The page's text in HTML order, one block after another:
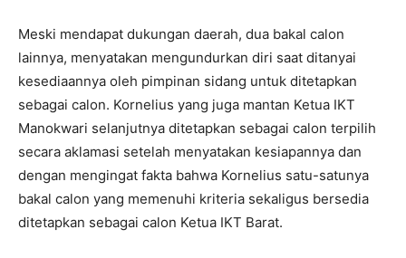
Meski mendapat dukungan daerah, dua bakal calon
lainnya, menyatakan mengundurkan diri saat ditanyai
kesediaannya oleh pimpinan sidang untuk ditetapkan
sebagai calon. Kornelius yang juga mantan Ketua IKT
Manokwari selanjutnya ditetapkan sebagai calon terpilih
secara aklamasi setelah menyatakan kesiapannya dan
dengan mengingat fakta bahwa Kornelius satu-satunya
bakal calon yang memenuhi kriteria sekaligus bersedia
ditetapkan sebagai calon Ketua IKT Barat.